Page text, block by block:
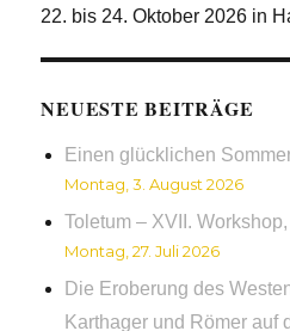
22. bis 24. Oktober 2026 in
NEUESTE BEITRÄGE
Einen glücklichen
Montag, 3. August 2026
Toletum – XVII.
Montag, 27. Juli 2026
Die Eroberung des
Karthager und Römer auf